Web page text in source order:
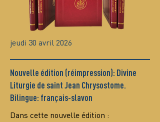
jeudi 30 avril 2026
Nouvelle édition (réimpression): Divine
Liturgie de saint Jean Chrysostome.
Bilingue: français-slavon
Dans cette nouvelle édition :